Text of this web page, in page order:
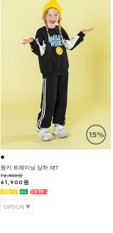
15%
윙키 트레이닝 상하 SET
72,800원
61,900원
OPTION